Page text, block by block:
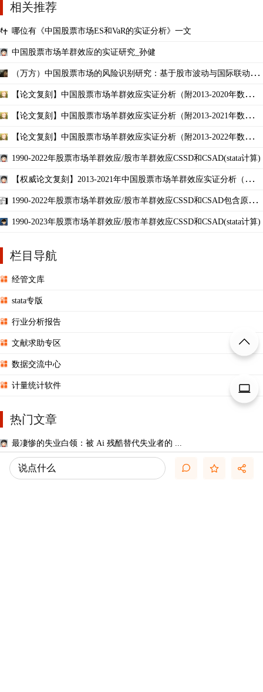
相关推荐
哪位有《中国股票市场ES和VaR的实证分析》一文
中国股票市场羊群效应的实证研究_孙健
（万方）中国股票市场的风险识别研究：基于股市波动与国际联动的
【论文复刻】中国股票市场羊群效应实证分析（附2013-2020年数据和
【论文复刻】中国股票市场羊群效应实证分析（附2013-2021年数据和
【论文复刻】中国股票市场羊群效应实证分析（附2013-2022年数据和
1990-2022年股票市场羊群效应/股市羊群效应CSSD和CSAD(stata计算)
【权威论文复刻】2013-2021年中国股票市场羊群效应实证分析（附数
1990-2022年股票市场羊群效应/股市羊群效应CSSD和CSAD包含原始
1990-2023年股票市场羊群效应/股市羊群效应CSSD和CSAD(stata计算)
栏目导航
经管文库
stata专版
行业分析报告
文献求助专区
数据交流中心
计量统计软件
热门文章
最凄惨的失业白领：被 Ai 残酷替代失业者的 ...
应用R软件bnlearn程序包学习贝叶斯网络
说点什么